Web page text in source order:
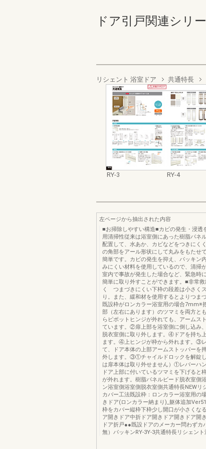
ドア引戸関連シリ
リシェント 浴室ドア 共通特長
RY-3 RY-4
左ページから抽出された内容
■お掃除しやすい構造■カビの発生・浸透
用清掃性従来は浴室側にあった樹脂パネ
配置して、水あか、カビなどをつきにく
の角部をアール形状にして丸みをもたせ
簡単です。カビの発生を抑え、パッキン
みにくい材料を使用しているので、清掃
室内で事故が発生した場合など、緊急時
簡単に取り外すことができます。■非常
く つまづきにくい下枠の段差は小さく
り。また、緩和材を使用するとよりつま
既設枠がロンカラー浴室用の場合7mm※
部（左右にあります）のツマミを両方と
らピボットヒンジが外れても、アームス
ています。②扉上部を浴室側に倒し込み
脱衣室側に取り外します。④ドアを持ち
ます。④上ヒンジが枠から外れます。③
て、ドア本体の上部アームストッパーを
外します。③①チャイルドロックを解錠
は扉本体は取り外せません）①レバーハ
ドア上部に付いているツマミを下げると
が外れます。樹脂パネルビード脱衣室側
ン浴室側浴室側脱衣室側共通特長NEWリ
カバー工法既設枠：ロンカラー浴室用の
きドア(ロンカラー納まり)_躯体追加
枠をカバー縦枠下枠少し開口が小さくな
ア開きドア中折ドア開きドア開きドア開
ドア折戸●●既設ドアのメーカー問わずカ
無）パッキンRY-3Y-3共通特長リシェン